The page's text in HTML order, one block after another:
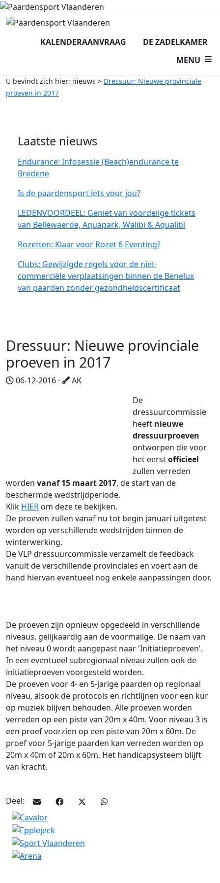
KALENDERAANVRAAG
DE ZADELKAMER
MENU
U bevindt zich hier: nieuws > Dressuur: Nieuwe provinciale
proeven in 2017
Laatste nieuws
Endurance: Infosessie (Beach)endurance te
Bredene
Is de paardensport iets voor jou?
LEDENVOORDEEL: Geniet van voordelige tickets
van Bellewaerde, Aquapark, Walibi & Aqualibi
Rozetten: Klaar voor Rozet 6 Eventing?
Clubs: Gewijzigde regels voor de niet-
commerciële verplaatsingen binnen de Benelux
van paarden zonder gezondheidscertificaat
Dressuur: Nieuwe provinciale
proeven in 2017
06-12-2016 ·
AK
De
dressuurcommissie
heeft nieuwe
dressuurproeven
ontworpen die voor
het eerstofficieel
zullen verreden
worden vanaf 15 maart 2017, de start van de
beschermde wedstrijdperiode.
Klik HIER om deze te bekijken.
De proeven zullen vanaf nu tot begin januari uitgetest
worden op verschillende wedstrijden binnen de
winterwerking.
De VLP dressuurcommissie verzamelt de feedback
vanuit de verschillende provinciales en voert aan de
hand hiervan eventueel nog enkele aanpassingen door.
De proeven zijn opnieuw opgedeeld in verschillende
niveaus, gelijkaardig aan de voormalige. De naam van
het niveau 0 wordt aangepast naar 'Initiatieproeven'.
In een eventueel subregionaal niveau zullen ook de
initiatieproeven voorgesteld worden.
De proeven voor 4- en 5-jarige paarden op regionaal
niveau, alsook de protocols en richtlijnen voor een kür
op muziek blijven behouden. Alle proeven worden
verreden op een piste van 20m x 40m. Voor niveau 3 is
een proef voorzien op een piste van 20m x 60m. De
proef voor 5-jarige paarden kan verreden worden op
20m x 40m of 20m x 60m. Het handicapsysteem blijft
van kracht.
Deel: